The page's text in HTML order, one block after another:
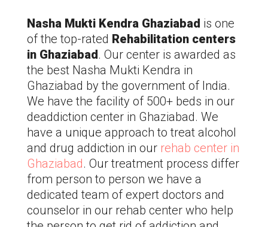
Nasha Mukti Kendra Ghaziabad is one
of the top-rated Rehabilitation centers
in Ghaziabad. Our center is awarded as
the best Nasha Mukti Kendra in
Ghaziabad by the government of India.
We have the facility of 500+ beds in our
deaddiction center in Ghaziabad. We
have a unique approach to treat alcohol
and drug addiction in our rehab center in
Ghaziabad. Our treatment process differ
from person to person we have a
dedicated team of expert doctors and
counselor in our rehab center who help